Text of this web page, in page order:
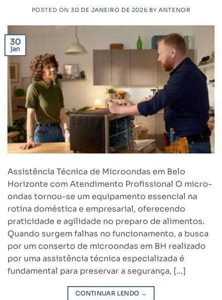
POSTED ON30 DE JANEIRO DE 2026 BYANTENOR
30
jan
Assistência Técnica de Microondas em Belo
Horizonte com Atendimento Profissional O micro-
ondas tornou-se um equipamento essencial na
rotina doméstica e empresarial, oferecendo
praticidade e agilidade no preparo de alimentos.
Quando surgem falhas no funcionamento, a busca
por um conserto de microondas em BH realizado
por uma assistência técnica especializada é
fundamental para preservar a segurança, […]
CONTINUAR LENDO →